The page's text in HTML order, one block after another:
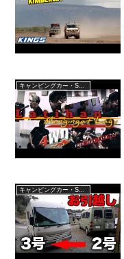
キャンピングカー・SUV人気車種
キャンピングカー・SUV人気車種